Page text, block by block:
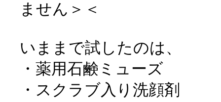
ません＞＜
いままで試したのは、
・薬用石鹸ミューズ
・スクラブ入り洗顔剤